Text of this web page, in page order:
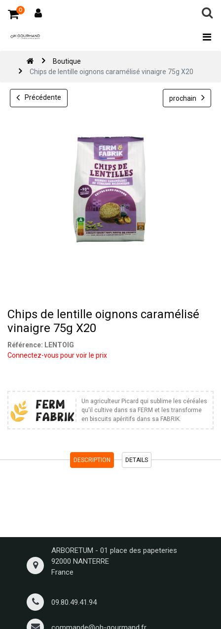
0
Boutique
Chips de lentille oignons caramélisé vinaigre 75g X20
Précédente prochain
Chips de lentille oignons caramélisé
vinaigre 75g X20
Référence: LENTOIG
Connectez-vous pour voir le prix
Un agriculteur Picard qui sublime les céréales
qu'il cultive dans sa FERM et les transforme
en biscuits apéritifs dans sa FABRIK.
DESCRIPTION DETAILS
ARBORETUM - 01 place des papeteries
92000 NANTERRE
France
09.80.49.41.94